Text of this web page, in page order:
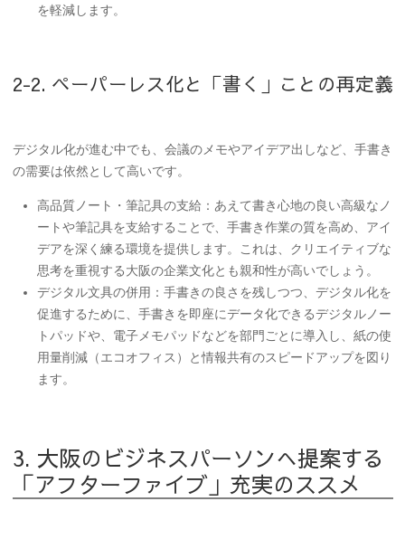
を軽減します。
2-2. ペーパーレス化と「書く」ことの再定義
デジタル化が進む中でも、会議のメモやアイデア出しなど、手書き
の需要は依然として高いです。
高品質ノート・筆記具の支給 ：あえて書き心地の良い高級なノ
ートや筆記具を支給することで、手書き作業の質を高め、アイ
デアを深く練る環境を提供します。これは、クリエイティブな
思考を重視する大阪の企業文化とも親和性が高いでしょう。
デジタル文具の併用 ：手書きの良さを残しつつ、デジタル化を
促進するために、手書きを即座にデータ化できるデジタルノー
トパッドや、 電子メモパッドなどを部門ごとに導入し、紙の使
用量削減（エコオフィス）と情報共有のスピードアップを図り
ます。
3. 大阪のビジネスパーソンへ提案する
「アフターファイブ」充実のススメ